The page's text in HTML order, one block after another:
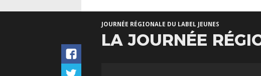
JOURNÉE RÉGIONALE DU LABEL JEUNES
LA JOURNÉE